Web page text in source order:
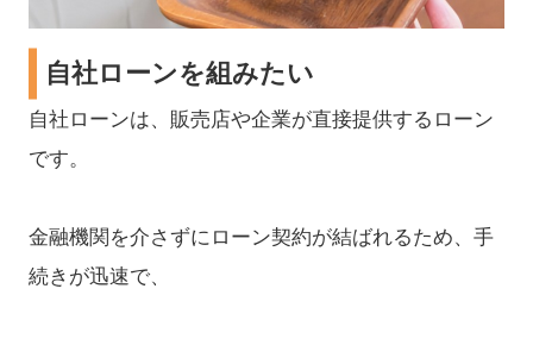
自社ローンを組みたい
自社ローンは、販売店や企業が直接提供するローン
です。
金融機関を介さずにローン契約が結ばれるため、手
続きが迅速で、